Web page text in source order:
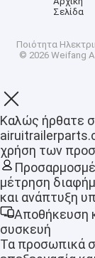
Αρχική
Προϊόντα
Εμφάνιση
Σελίδα
Ποιότητα
© 2026 Weifang
Καλώς ήρθατε
χρήση των
μέτρηση
και ανάπτυξη
Αποθήκευση
συσκευή
Τα προσωπικά